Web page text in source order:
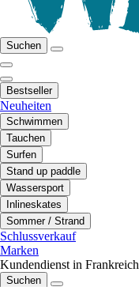
Suchen
Bestseller
Neuheiten
Schwimmen
Tauchen
Surfen
Stand up paddle
Wassersport
Inlineskates
Sommer / Strand
Schlussverkauf
Marken
Kundendienst in Frankreich
Suchen